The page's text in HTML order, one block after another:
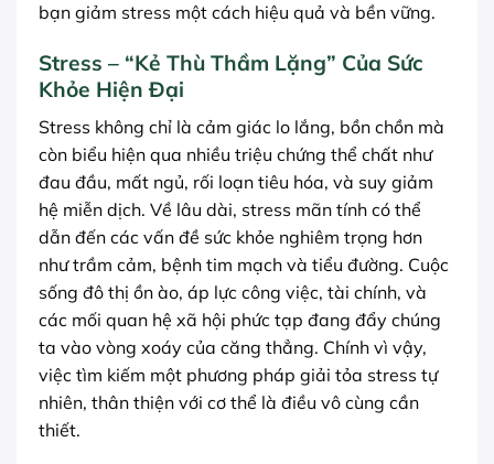
bạn giảm stress một cách hiệu quả và bền vững.
Stress – “Kẻ Thù Thầm Lặng” Của Sức
Khỏe Hiện Đại
Stress không chỉ là cảm giác lo lắng, bồn chồn mà
còn biểu hiện qua nhiều triệu chứng thể chất như
đau đầu, mất ngủ, rối loạn tiêu hóa, và suy giảm
hệ miễn dịch. Về lâu dài, stress mãn tính có thể
dẫn đến các vấn đề sức khỏe nghiêm trọng hơn
như trầm cảm, bệnh tim mạch và tiểu đường. Cuộc
sống đô thị ồn ào, áp lực công việc, tài chính, và
các mối quan hệ xã hội phức tạp đang đẩy chúng
ta vào vòng xoáy của căng thẳng. Chính vì vậy,
việc tìm kiếm một phương pháp giải tỏa stress tự
nhiên, thân thiện với cơ thể là điều vô cùng cần
thiết.